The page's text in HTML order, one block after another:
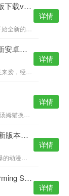
开罗晴空农场物语最新官方正版下载v1.10
详情
熊出没之熊大农场下载安装最新安卓版v1.3.0
详情
详情
熊出没之熊大农场1.2.0官方最新版本下载v1.3.0
详情
职业农场2024最新安卓版（Farming Simulator 16）v1.1.1.5
详情